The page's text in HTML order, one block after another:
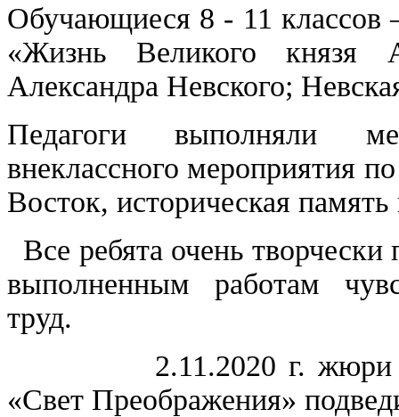
Обучающиеся 8 - 11 классов
«Жизнь Великого князя
Александра Невского;
Педагоги выполняли
внеклассного мероприятия
Восток, историческая память
Все ребята очень
выполненным работам
труд.
2.11.2020 г. жюри
«Свет Преображения»